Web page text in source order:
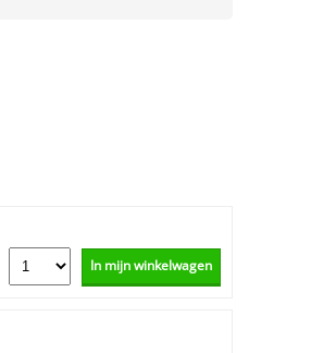
In mijn winkelwagen